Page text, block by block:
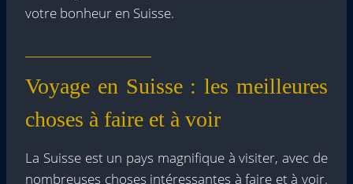
votre bonheur en Suisse.
Voyage en Suisse : les meilleures
choses à faire et à voir
La Suisse est un pays magnifique à visiter, avec de
nombreuses choses intéressantes à faire et à voir.